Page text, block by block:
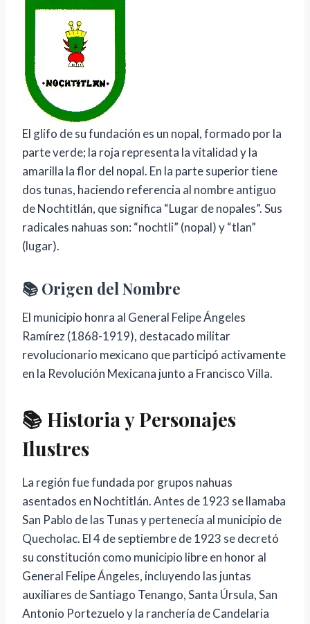
El glifo de su fundación es un nopal, formado por la
parte verde; la roja representa la vitalidad y la
amarilla la flor del nopal. En la parte superior tiene
dos tunas, haciendo referencia al nombre antiguo
de Nochtitlán, que significa “Lugar de nopales”. Sus
radicales nahuas son: “nochtli” (nopal) y “tlan”
(lugar).
📚 Origen del Nombre
El municipio honra al General Felipe Ángeles
Ramírez (1868-1919), destacado militar
revolucionario mexicano que participó activamente
en la Revolución Mexicana junto a Francisco Villa.
📚 Historia y Personajes
Ilustres
La región fue fundada por grupos nahuas
asentados en Nochtitlán. Antes de 1923 se llamaba
San Pablo de las Tunas y pertenecía al municipio de
Quecholac. El 4 de septiembre de 1923 se decretó
su constitución como municipio libre en honor al
General Felipe Ángeles, incluyendo las juntas
auxiliares de Santiago Tenango, Santa Úrsula, San
Antonio Portezuelo y la ranchería de Candelaria